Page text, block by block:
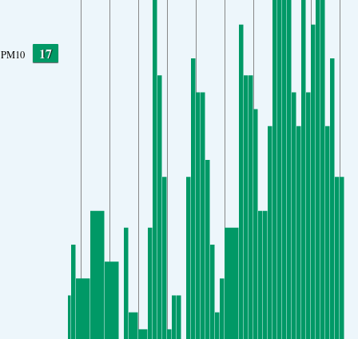
PM10 17